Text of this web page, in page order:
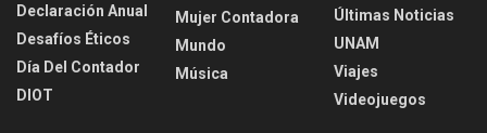
Declaración Anual
Desafíos Éticos
Día Del Contador
DIOT
Mujer Contadora
Mundo
Música
Últimas Noticias
UNAM
Viajes
Videojuegos